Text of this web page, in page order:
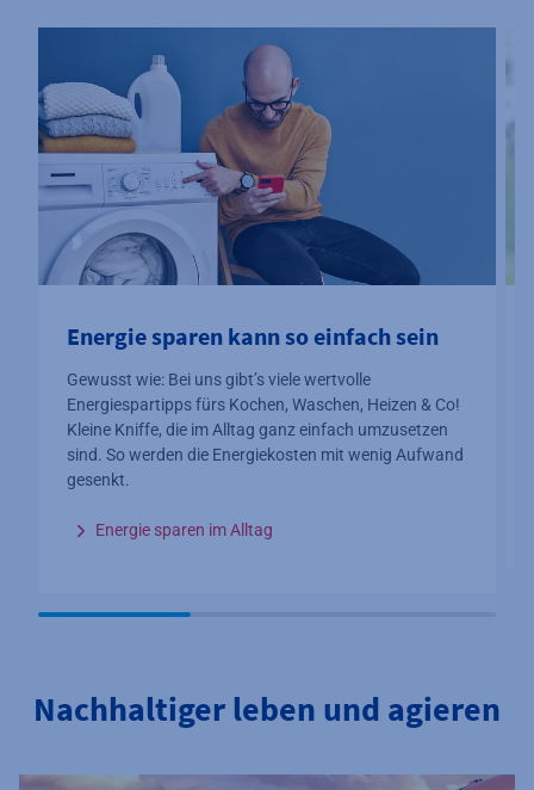
Energie sparen kann so einfach sein
Gewusst wie: Bei uns gibt’s viele wertvolle
Energiespartipps fürs Kochen, Waschen, Heizen & Co!
Kleine Kniffe, die im Alltag ganz einfach umzusetzen
sind. So werden die Energiekosten mit wenig Aufwand
gesenkt.
Energie sparen im Alltag
Nachhaltiger leben und agieren